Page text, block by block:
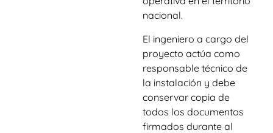
nacional.
El ingeniero a cargo del
proyecto actúa como
responsable técnico de
la instalación y debe
conservar copia de
todos los documentos
firmados durante al